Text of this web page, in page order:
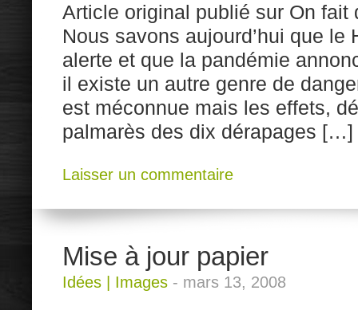
Article original publié sur On fait
Nous savons aujourd’hui que le
alerte et que la pandémie
il existe un autre genre de
est méconnue mais les effets,
palmarès des dix dérapages […]
Laisser un commentaire
Mise à jour papier
Idées Images - mars 13, 2008